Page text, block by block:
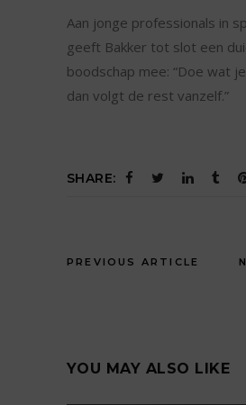
Aan jonge professionals in
geeft Bakker tot slot een
boodschap mee: “Doe wat
dan volgt de rest vanzelf.”
SHARE:
PREVIOUS ARTICLE
YOU MAY ALSO LIKE